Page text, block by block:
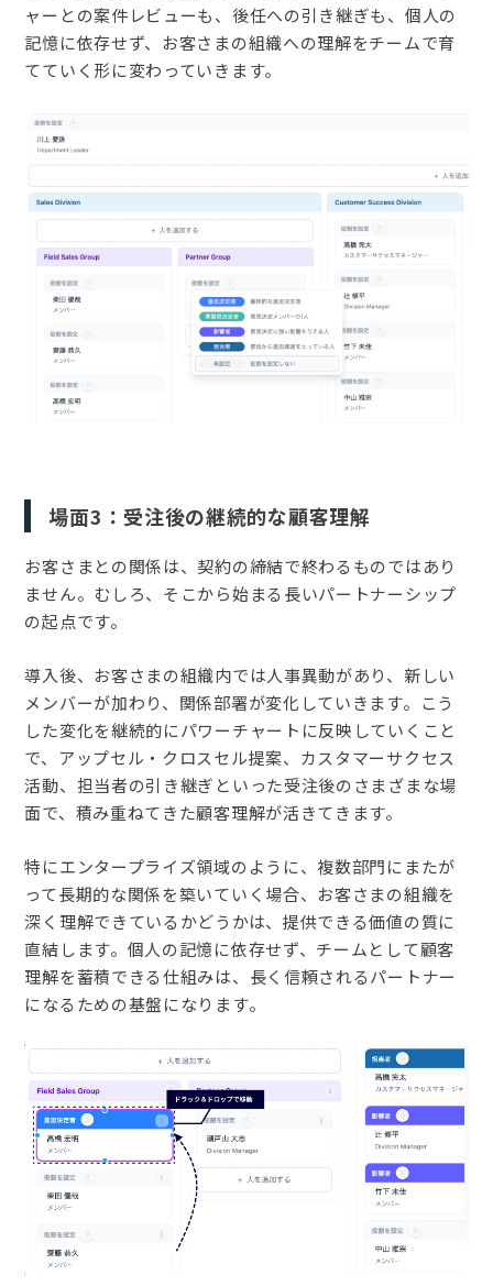
ャーとの案件レビューも、後任への引き継ぎも、個人の
記憶に依存せず、お客さまの組織への理解をチームで育
てていく形に変わっていきます。
場面3：受注後の継続的な顧客理解
お客さまとの関係は、契約の締結で終わるものではあり
ません。むしろ、そこから始まる長いパートナーシップ
の起点です。
導入後、お客さまの組織内では人事異動があり、新しい
メンバーが加わり、関係部署が変化していきます。こう
した変化を継続的にパワーチャートに反映していくこと
で、アップセル・クロスセル提案、カスタマーサクセス
活動、担当者の引き継ぎといった受注後のさまざまな場
面で、積み重ねてきた顧客理解が活きてきます。
特にエンタープライズ領域のように、複数部門にまたが
って長期的な関係を築いていく場合、お客さまの組織を
深く理解できているかどうかは、提供できる価値の質に
直結します。個人の記憶に依存せず、チームとして顧客
理解を蓄積できる仕組みは、長く信頼されるパートナー
になるための基盤になります。